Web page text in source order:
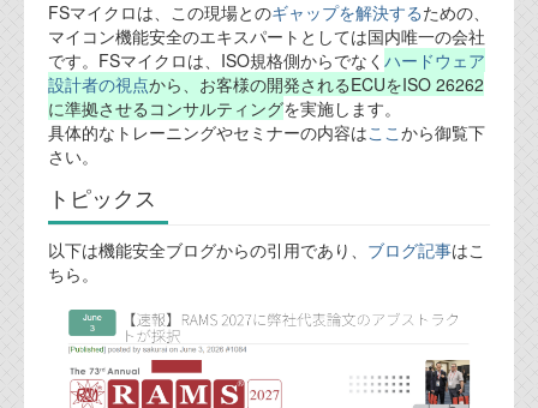
ログインをお願い致します。アカウント
名は"opendocument"です。
機能安全用語集
設計用語集
オンラインショップ
お問い合わせ
FAQ
お問い合わせフォーム
FSマイクロは、この現場とのギャップを解決するための、
マイコン機能安全のエキスパートとしては国内唯一の会社
です。FSマイクロは、ISO規格側からでなく ハードウェア
設計者の視点から、お客様の開発されるECUをISO 26262
に準拠させるコンサルティングを実施します。
具体的なトレーニングやセミナーの内容はここから御覧下
さい。
トピックス
以下は機能安全ブログからの引用であり、 ブログ記事はこ
ちら。